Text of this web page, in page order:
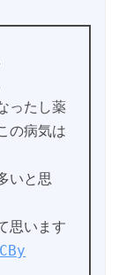
ったし薬
の病気は
いと思
思います